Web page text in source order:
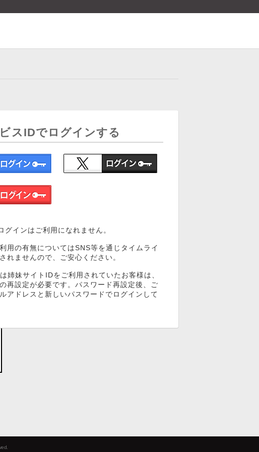
スIDでログインする
グインはご利用になれません。
用の有無についてはSNS等を通じタイムライ
れませんので、ご安心ください。
姉妹サイトIDをご利用されていたお客様は、
再設定が必要です。パスワード再設定後、ご
アドレスと新しいパスワードでログインして